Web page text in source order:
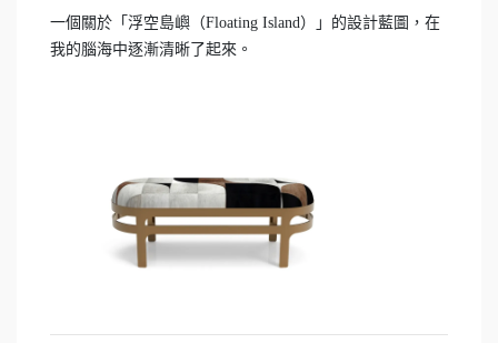
一個關於「浮空島嶼（Floating Island）」的設計藍圖，在
我的腦海中逐漸清晰了起來。